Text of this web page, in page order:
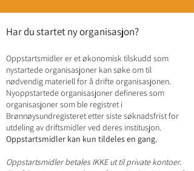
Har du startet ny organisasjon?
Oppstartsmidler er et økonomisk tilskudd som
nystartede organisasjoner kan søke om til
nødvendig materiell for å drifte organisasjonen.
Nyoppstartede organisasjoner defineres som
organisasjoner som ble registret i
Brønnøysundregisteret etter siste søknadsfrist for
utdeling av driftsmidler ved deres institusjon.
Oppstartsmidler kan kun tildeles en gang.
Oppstartsmidlerbetales IKKE ut til private kontoer.